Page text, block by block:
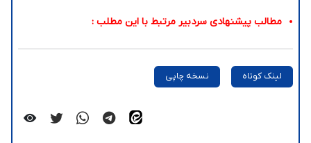
مطالب پیشنهادی سردبیر مرتبط با این مطلب :
لینک کوتاه نسخه چاپی